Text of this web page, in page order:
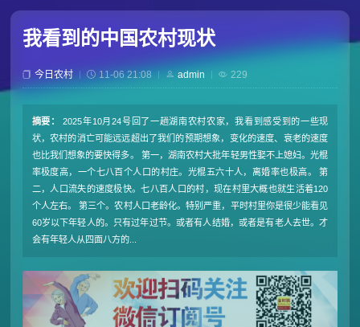
我看到的中国农村现状
今日农村 11-06 21:08 admin 229
摘要：
2025年10月24号回了一趟湖南农村农家，我看到感受到的一些现
状，农村的消亡可能远远超出了我们的预期想象，变化的速度、衰老的速度
也比我们想象的要快得多。 第一，湖南农村大批年轻男性娶不上媳妇。光棍
率极度高，一个七八百个人口的村庄。光棍五六十人，离婚率也极高。 第
二，人口流失的速度极快。七八百人口的村，现在村里大概也就生活着120
个人左右。 第三个。农村人口老龄化。特别严重，平时村里你是很少能看见
60岁以下年轻人的。只有过年过节。或者有人结婚，或者是有老人去世。才
会有年轻人从四面八方的...